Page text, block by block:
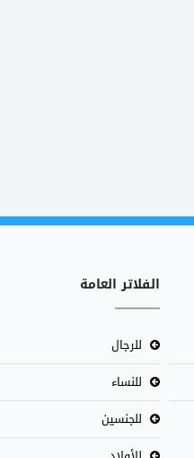
الفلاتر العامة
للرجال
للنساء
للجنسين